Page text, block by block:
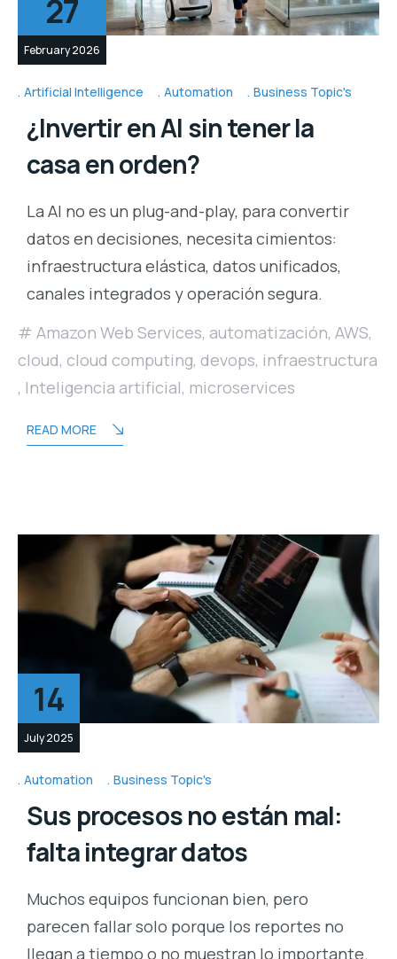
27
February 2026
Artificial Intelligence Automation Business Topic's
¿Invertir en AI sin tener la
casa en orden?
La AI no es un plug-and-play, para convertir
datos en decisiones, necesita cimientos:
infraestructura elástica, datos unificados,
canales integrados y operación segura.
Amazon Web Services, automatización, AWS,
cloud, cloud computing, devops, infraestructura
, Inteligencia artificial, microservices
READ MORE
14
July 2025
Automation Business Topic's
Sus procesos no están mal:
falta integrar datos
Muchos equipos funcionan bien, pero
parecen fallar solo porque los reportes no
llegan a tiempo o no muestran lo importante.